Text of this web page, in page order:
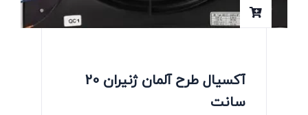
آکسیال طرح آلمان ژنیران 20
سانت